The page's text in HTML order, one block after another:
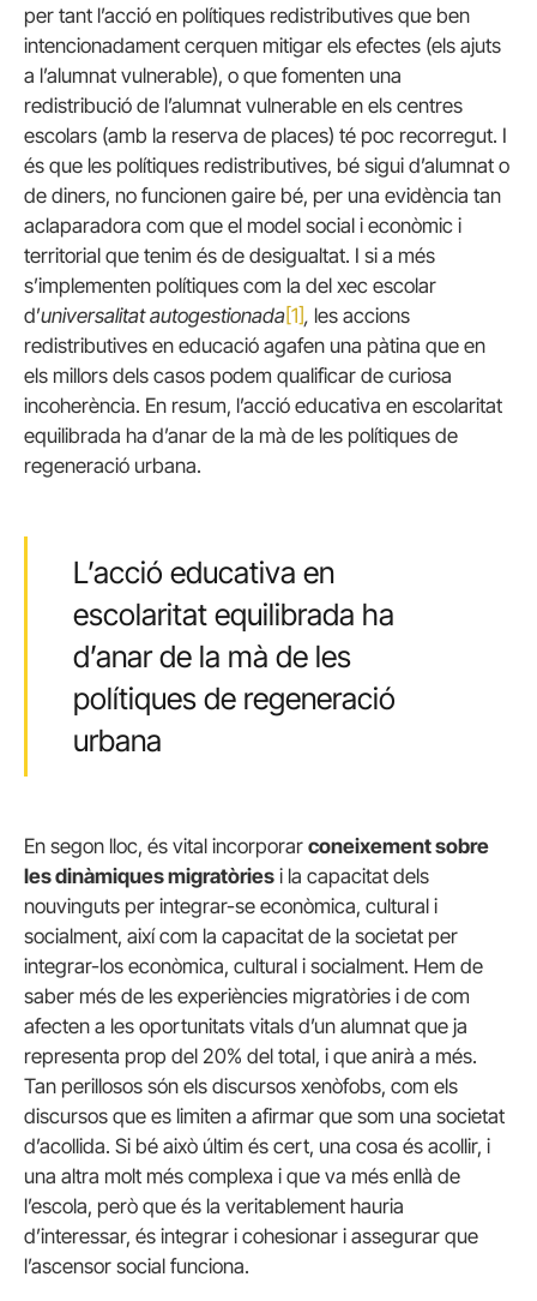
per tant l’acció en polítiques redistributives que ben
intencionadament cerquen mitigar els efectes (els ajuts
a l’alumnat vulnerable), o que fomenten una
redistribució de l’alumnat vulnerable en els centres
escolars (amb la reserva de places) té poc recorregut. I
és que les polítiques redistributives, bé sigui d’alumnat o
de diners, no funcionen gaire bé, per una evidència tan
aclaparadora com que el model social i econòmic i
territorial que tenim és de desigualtat. I si a més
s’implementen polítiques com la del xec escolar
d’universalitat autogestionada [1] , les accions
redistributives en educació agafen una pàtina que en
els millors dels casos podem qualificar de curiosa
incoherència. En resum, l’acció educativa en escolaritat
equilibrada ha d’anar de la mà de les polítiques de
regeneració urbana.
L’acció educativa en
escolaritat equilibrada ha
d’anar de la mà de les
polítiques de regeneració
urbana
En segon lloc, és vital incorporar coneixement sobre
les dinàmiques migratòries i la capacitat dels
nouvinguts per integrar-se econòmica, cultural i
socialment, així com la capacitat de la societat per
integrar-los econòmica, cultural i socialment. Hem de
saber més de les experiències migratòries i de com
afecten a les oportunitats vitals d’un alumnat que ja
representa prop del 20% del total, i que anirà a més.
Tan perillosos són els discursos xenòfobs, com els
discursos que es limiten a afirmar que som una societat
d’acollida. Si bé això últim és cert, una cosa és acollir, i
una altra molt més complexa i que va més enllà de
l’escola, però que és la veritablement hauria
d’interessar, és integrar i cohesionar i assegurar que
l’ascensor social funciona.